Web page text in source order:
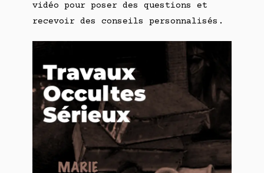
vidéo pour poser des questions et
recevoir des conseils personnalisés.